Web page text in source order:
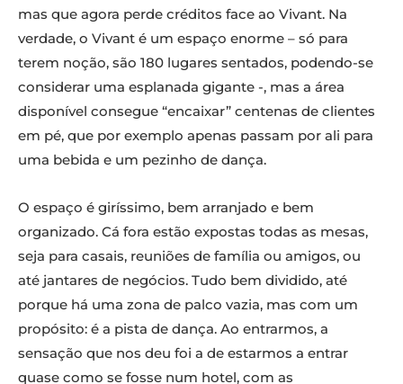
mas que agora perde créditos face ao Vivant. Na
verdade, o Vivant é um espaço enorme – só para
terem noção, são 180 lugares sentados, podendo-se
considerar uma esplanada gigante -, mas a área
disponível consegue “encaixar” centenas de clientes
em pé, que por exemplo apenas passam por ali para
uma bebida e um pezinho de dança.
O espaço é giríssimo, bem arranjado e bem
organizado. Cá fora estão expostas todas as mesas,
seja para casais, reuniões de família ou amigos, ou
até jantares de negócios. Tudo bem dividido, até
porque há uma zona de palco vazia, mas com um
propósito: é a pista de dança. Ao entrarmos, a
sensação que nos deu foi a de estarmos a entrar
quase como se fosse num hotel, com as